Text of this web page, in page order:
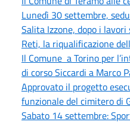
Lunedì 30 settembre,
Salita Izzone, dopo i
Reti, la riqualificazione
Il Comune a Torino per
di corso Siccardi a Marco
Approvato il progetto
funzionale del cimitero di
Sabato 14 settembre: